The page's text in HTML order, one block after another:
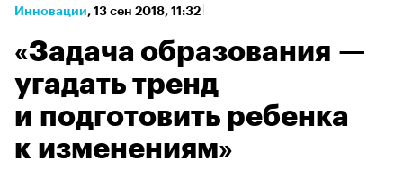
Инновации⁠, 13 сен 2018, 11:32
«Задача образования —
угадать тренд
и подготовить ребенка
к изменениям»